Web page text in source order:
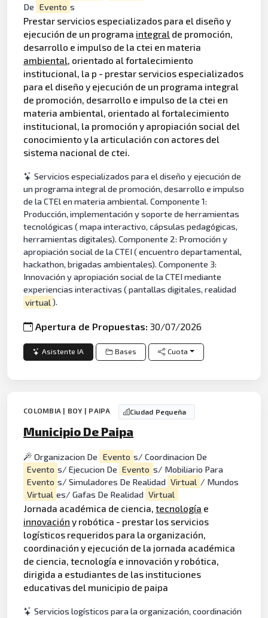
De Evento s
Prestar servicios especializados para el diseño y
ejecución de un programa integral de promoción,
desarrollo e impulso de la ctei en materia
ambiental, orientado al fortalecimiento
institucional, la p - prestar servicios especializados
para el diseño y ejecución de un programa integral
de promoción, desarrollo e impulso de la ctei en
materia ambiental, orientado al fortalecimiento
institucional, la promoción y apropiación social del
conocimiento y la articulación con actores del
sistema nacional de ctei.
Servicios especializados para el diseño y ejecución de
un programa integral de promoción, desarrollo e impulso
de la CTEl en materia ambiental. Componente 1:
Producción, implementación y soporte de herramientas
tecnológicas ( mapa interactivo, cápsulas pedagógicas,
herramientas digitales). Componente 2: Promoción y
apropiación social de la CTEI ( encuentro departamental,
hackathon, brigadas ambientales). Componente 3:
Innovación y apropiación social de la CTEI mediante
experiencias interactivas ( pantallas digitales, realidad
virtual ).
Apertura de Propuestas:30/07/2026
Asistente IA Bases Cuota
COLOMBIA | BOY | PAIPA Ciudad Pequeña
Municipio De Paipa
Organizacion De Evento s/ Coordinacion De
Evento s/ Ejecucion De Evento s/ Mobiliario Para
Evento s/ Simuladores De Realidad Virtual / Mundos
Virtual es/ Gafas De Realidad Virtual
Jornada académica de ciencia,tecnología e
innovación y robótica - prestar los servicios
logísticos requeridos para la organización,
coordinación y ejecución de la jornada académica
de ciencia, tecnología e innovación y robótica,
dirigida a estudiantes de las instituciones
educativas del municipio de paipa
Servicios logísticos para la organización, coordinación